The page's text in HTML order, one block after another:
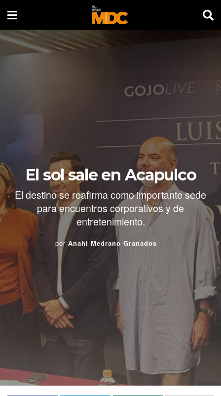
El sol sale en Acapulco
El destino se reafirma como importante sede
para encuentros corporativos y de
entretenimiento.
por Anahí Medrano Granados